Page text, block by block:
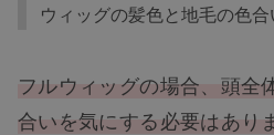
ウィッグの髪色と地毛の色
フルウィッグの場合、頭全
合いを気にする必要はあり